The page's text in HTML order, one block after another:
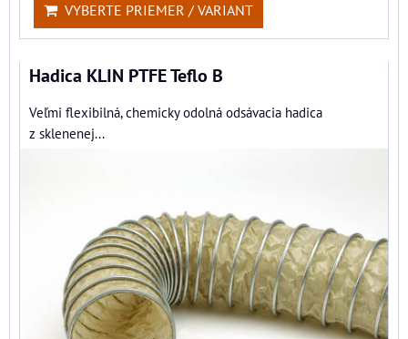
VYBERTE PRIEMER / VARIANT
Hadica KLIN PTFE Teflo B
Veľmi flexibilná, chemicky odolná odsávacia hadica
z sklenenej...